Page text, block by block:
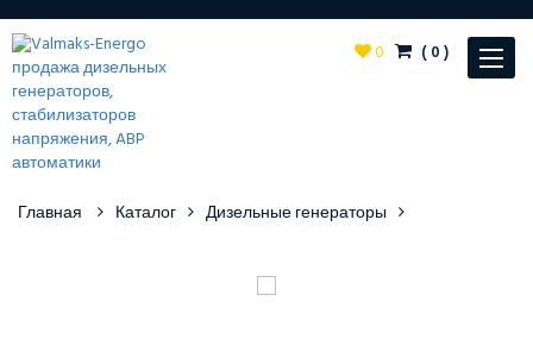
Toggle
0 (0)
Главная Каталог Дизельные генераторы